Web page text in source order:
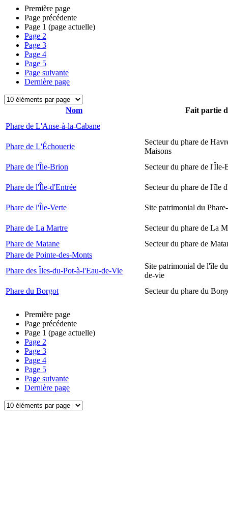
Première page
Page précédente
Page 1 (page actuelle)
Page 2
Page 3
Page 4
Page 5
Page suivante
Dernière page
Nom
Fait partie
Phare de L'Anse-à-la-Cabane
Phare de L'Échouerie
Secteur du phare de
Maisons
Phare de l'Île-Brion
Secteur du phare de l'Île-
Phare de l'Île-d'Entrée Secteur du phare de l'île
Phare de l'Île-Verte Site patrimonial du
Phare de La Martre
Secteur du phare de La
Phare de Matane
Secteur du phare de
Phare de Pointe-des-Monts
Phare des Îles-du-Pot-à-l'Eau-de-Vie
Site patrimonial de l'île
de-vie
Phare du Borgot
Secteur du phare du
Première page
Page précédente
Page 1 (page actuelle)
Page 2
Page 3
Page 4
Page 5
Page suivante
Dernière page